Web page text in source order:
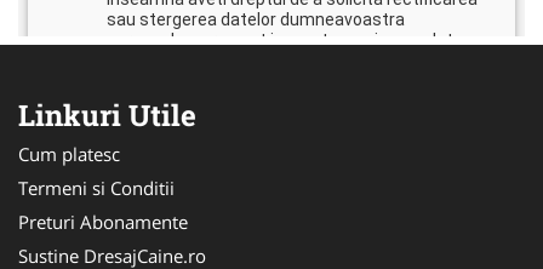
Linkuri Utile
Cum platesc
Termeni si Conditii
Preturi Abonamente
Sustine DresajCaine.ro